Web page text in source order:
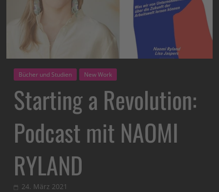
Bücher und Studien New Work
Starting a Revolution:
Podcast mit NAOMI
RYLAND
24. März 2021